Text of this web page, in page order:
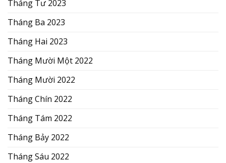
Tháng Tư 2023
Tháng Ba 2023
Tháng Hai 2023
Tháng Mười Một 2022
Tháng Mười 2022
Tháng Chín 2022
Tháng Tám 2022
Tháng Bảy 2022
Tháng Sáu 2022